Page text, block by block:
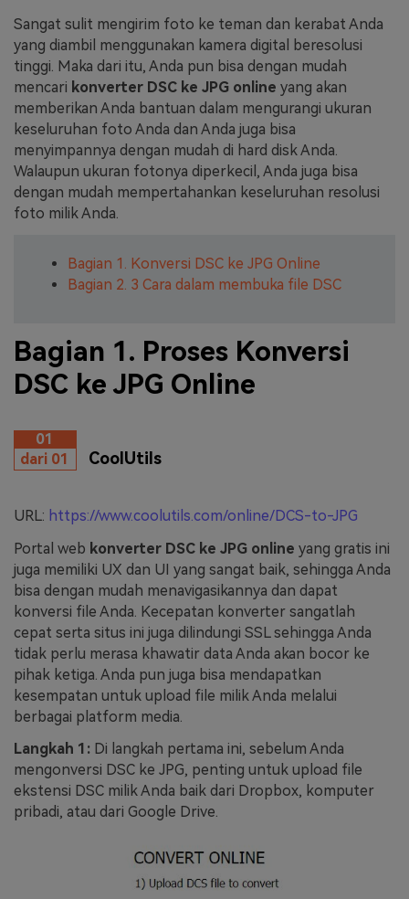
FAQs Hubungi Kami
Tips & Tutorial AI
Postingan Terbaru
Jelajahi Lebih Banyak >>
Masuk
Berkreasi dengan AI
Sangat sulit mengirim foto ke teman dan kerabat Anda
yang diambil menggunakan kamera digital beresolusi
tinggi. Maka dari itu, Anda pun bisa dengan mudah
mencari konverter DSC ke JPG online yang akan
memberikan Anda bantuan dalam mengurangi ukuran
keseluruhan foto Anda dan Anda juga bisa
menyimpannya dengan mudah di hard disk Anda.
Walaupun ukuran fotonya diperkecil, Anda juga bisa
dengan mudah mempertahankan keseluruhan resolusi
foto milik Anda.
Bagian 1. Konversi DSC ke JPG Online
Bagian 2. 3 Cara dalam membuka file DSC
Bagian 1. Proses Konversi
DSC ke JPG Online
01
dari 01
CoolUtils
URL: https://www.coolutils.com/online/DCS-to-JPG
Portal web konverter DSC ke JPG online yang gratis ini
juga memiliki UX dan UI yang sangat baik, sehingga Anda
bisa dengan mudah menavigasikannya dan dapat
konversi file Anda. Kecepatan konverter sangatlah
cepat serta situs ini juga dilindungi SSL sehingga Anda
tidak perlu merasa khawatir data Anda akan bocor ke
pihak ketiga. Anda pun juga bisa mendapatkan
kesempatan untuk upload file milik Anda melalui
berbagai platform media.
Langkah 1: Di langkah pertama ini, sebelum Anda
mengonversi DSC ke JPG, penting untuk upload file
ekstensi DSC milik Anda baik dari Dropbox, komputer
pribadi, atau dari Google Drive.